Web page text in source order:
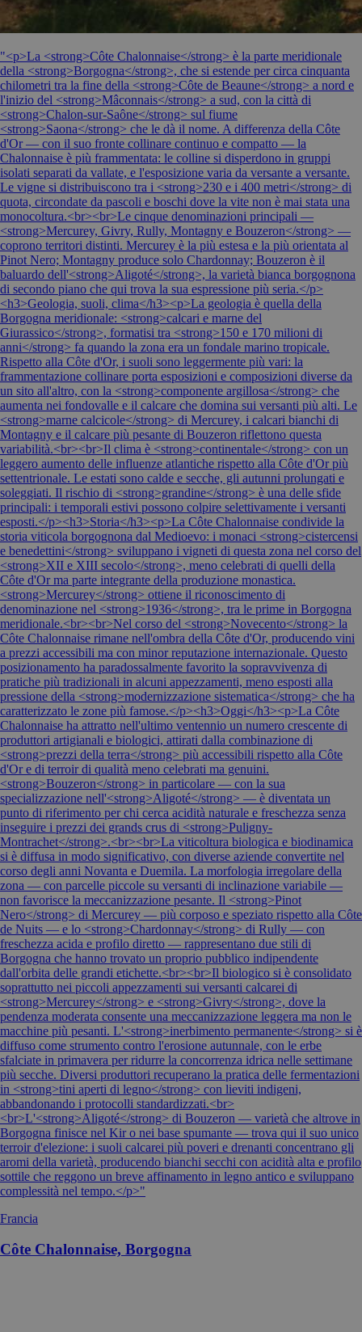
"<p>La <strong>Côte Chalonnaise</strong> è la parte meridionale
della <strong>Borgogna</strong>, che si estende per circa cinquanta
chilometri tra la fine della <strong>Côte de Beaune</strong> a nord e
l'inizio del <strong>Mâconnais</strong> a sud, con la città di
<strong>Chalon-sur-Saône</strong> sul fiume
<strong>Saona</strong> che le dà il nome. A differenza della Côte
d'Or — con il suo fronte collinare continuo e compatto — la
Chalonnaise è più frammentata: le colline si disperdono in gruppi
isolati separati da vallate, e l'esposizione varia da versante a versante.
Le vigne si distribuiscono tra i <strong>230 e i 400 metri</strong> di
quota, circondate da pascoli e boschi dove la vite non è mai stata una
monocoltura.<br><br>Le cinque denominazioni principali —
<strong>Mercurey, Givry, Rully, Montagny e Bouzeron</strong> —
coprono territori distinti. Mercurey è la più estesa e la più orientata al
Pinot Nero; Montagny produce solo Chardonnay; Bouzeron è il
baluardo dell'<strong>Aligoté</strong>, la varietà bianca borgognona
di secondo piano che qui trova la sua espressione più seria.</p>
<h3>Geologia, suoli, clima</h3><p>La geologia è quella della
Borgogna meridionale: <strong>calcari e marne del
Giurassico</strong>, formatisi tra <strong>150 e 170 milioni di
anni</strong> fa quando la zona era un fondale marino tropicale.
Rispetto alla Côte d'Or, i suoli sono leggermente più vari: la
frammentazione collinare porta esposizioni e composizioni diverse da
un sito all'altro, con la <strong>componente argillosa</strong> che
aumenta nei fondovalle e il calcare che domina sui versanti più alti. Le
<strong>marne calcicole</strong> di Mercurey, i calcari bianchi di
Montagny e il calcare più pesante di Bouzeron riflettono questa
variabilità.<br><br>Il clima è <strong>continentale</strong> con un
leggero aumento delle influenze atlantiche rispetto alla Côte d'Or più
settentrionale. Le estati sono calde e secche, gli autunni prolungati e
soleggiati. Il rischio di <strong>grandine</strong> è una delle sfide
principali: i temporali estivi possono colpire selettivamente i versanti
esposti.</p><h3>Storia</h3><p>La Côte Chalonnaise condivide la
storia viticola borgognona dal Medioevo: i monaci <strong>cistercensi
e benedettini</strong> sviluppano i vigneti di questa zona nel corso del
<strong>XII e XIII secolo</strong>, meno celebrati di quelli della
Côte d'Or ma parte integrante della produzione monastica.
<strong>Mercurey</strong> ottiene il riconoscimento di
denominazione nel <strong>1936</strong>, tra le prime in Borgogna
meridionale.<br><br>Nel corso del <strong>Novecento</strong> la
Côte Chalonnaise rimane nell'ombra della Côte d'Or, producendo vini
a prezzi accessibili ma con minor reputazione internazionale. Questo
posizionamento ha paradossalmente favorito la sopravvivenza di
pratiche più tradizionali in alcuni appezzamenti, meno esposti alla
pressione della <strong>modernizzazione sistematica</strong> che ha
caratterizzato le zone più famose.</p><h3>Oggi</h3><p>La Côte
Chalonnaise ha attratto nell'ultimo ventennio un numero crescente di
produttori artigianali e biologici, attirati dalla combinazione di
<strong>prezzi della terra</strong> più accessibili rispetto alla Côte
d'Or e di terroir di qualità meno celebrati ma genuini.
<strong>Bouzeron</strong> in particolare — con la sua
specializzazione nell'<strong>Aligoté</strong> — è diventata un
punto di riferimento per chi cerca acidità naturale e freschezza senza
inseguire i prezzi dei grands crus di <strong>Puligny-
Montrachet</strong>.<br><br>La viticoltura biologica e biodinamica
si è diffusa in modo significativo, con diverse aziende convertite nel
corso degli anni Novanta e Duemila. La morfologia irregolare della
zona — con parcelle piccole su versanti di inclinazione variabile —
non favorisce la meccanizzazione pesante. Il <strong>Pinot
Nero</strong> di Mercurey — più corposo e speziato rispetto alla Côte
de Nuits — e lo <strong>Chardonnay</strong> di Rully — con
freschezza acida e profilo diretto — rappresentano due stili di
Borgogna che hanno trovato un proprio pubblico indipendente
dall'orbita delle grandi etichette.<br><br>Il biologico si è consolidato
soprattutto nei piccoli appezzamenti sui versanti calcarei di
<strong>Mercurey</strong> e <strong>Givry</strong>, dove la
pendenza moderata consente una meccanizzazione leggera ma non le
macchine più pesanti. L'<strong>inerbimento permanente</strong> si è
diffuso come strumento contro l'erosione autunnale, con le erbe
sfalciate in primavera per ridurre la concorrenza idrica nelle settimane
più secche. Diversi produttori recuperano la pratica delle fermentazioni
in <strong>tini aperti di legno</strong> con lieviti indigeni,
abbandonando i protocolli standardizzati.<br>
<br>L'<strong>Aligoté</strong> di Bouzeron — varietà che altrove in
Borgogna finisce nel Kir o nei base spumante — trova qui il suo unico
terroir d'elezione: i suoli calcarei più poveri e drenanti concentrano gli
aromi della varietà, producendo bianchi secchi con acidità alta e profilo
sottile che reggono un breve affinamento in legno antico e sviluppano
complessità nel tempo.</p>"
Francia
Côte Chalonnaise, Borgogna